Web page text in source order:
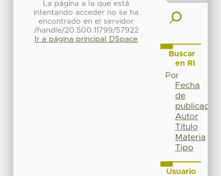
La página a la que está
intentando acceder no se ha
encontrado en el servidor
/handle/20.500.11799/57922
Ir a página principal DSpace
Buscar
en RI
Por
Fecha
de
publicación
Autor
Título
Materia
Tipo
Usuario